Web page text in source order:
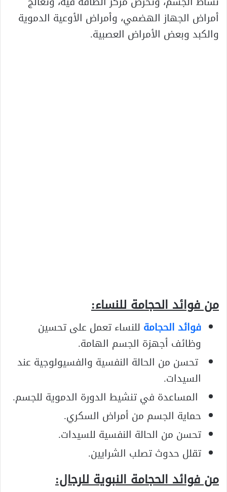
أمراض الجهاز الهضمي، وأمراض الأوعية الدموية
والكبد وبعض الأمراض العصبية.
من فوائد الحجامة للنساء:
فوائد الحجامة للنساء تعمل على تحسين
وظائف أجهزة الجسم الهامة.
تحسن من الحالة النفسية والفسيولوجية عند
السيدات.
المساعدة في تنشيط الدورة الدموية للجسم.
حماية الجسم من أمراض السكري.
تحسن من الحالة النفسية للسيدات.
تقلل حدوث تصلب الشرايين.
من فوائد الحجامة النبوية للرجال: